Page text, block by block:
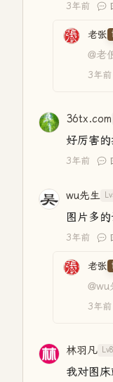
3年前
老张
@老
3年前
36tx.com
好厉害
3年前
wu先生
图片多
3年前
老张
@wu
3年前
林羽凡
我对图